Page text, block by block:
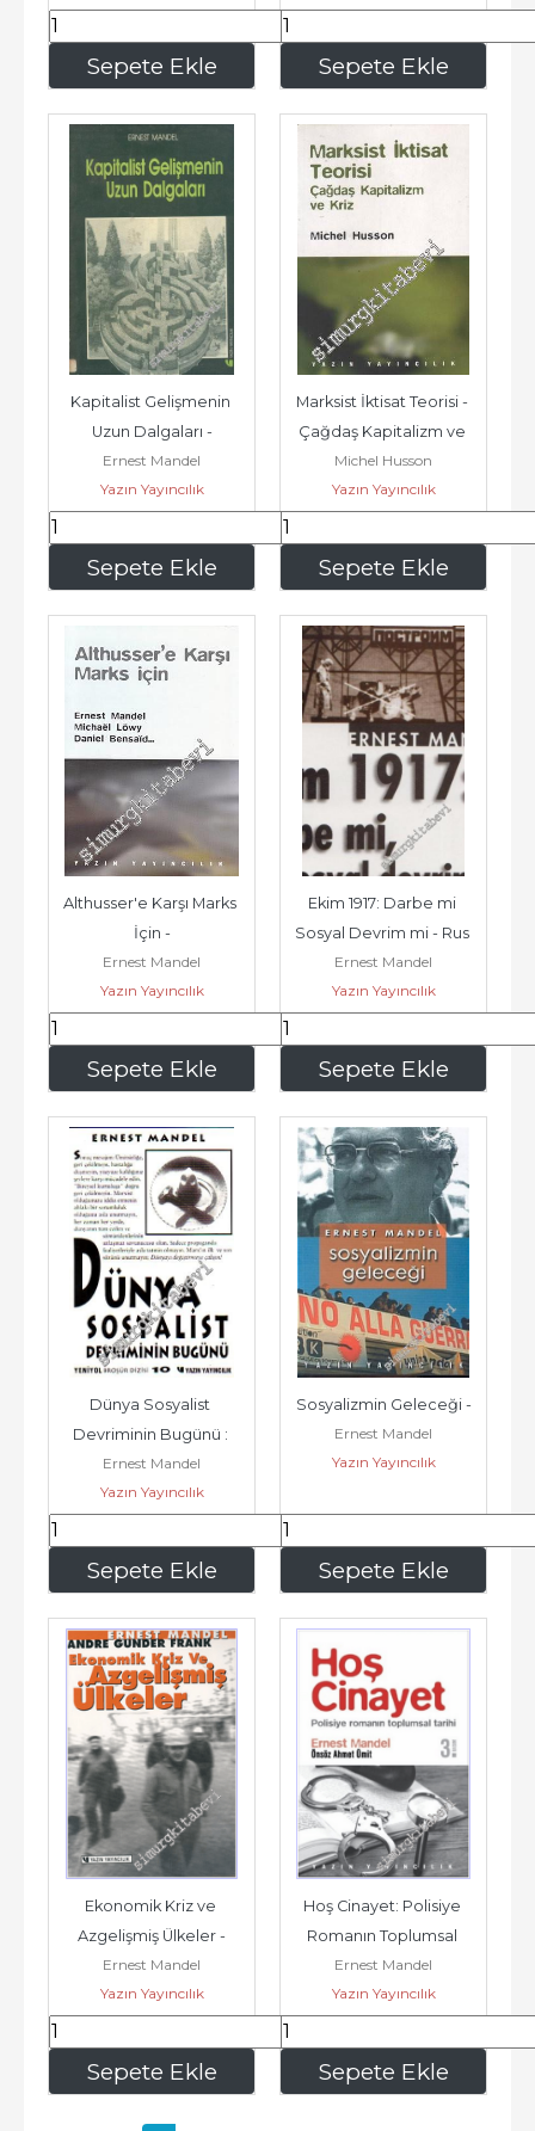
Sepete Ekle
140,00 Sepete Ekle
140,00
Sepete Ekle
Kapitalist Gelişmenin
Uzun Dalgaları -
Ernest Mandel
Yazın Yayıncılık
140,00 Sepete Ekle
Marksist İktisat Teorisi -
Çağdaş Kapitalizm ve
Kriz -
Michel Husson
Yazın Yayıncılık
350,00
Sepete Ekle
Althusser'e Karşı Marks
İçin -
Ernest Mandel
Yazın Yayıncılık
315,00 Sepete Ekle
Ekim 1917: Darbe mi
Sosyal Devrim mi - Rus
Devriminin Meşruiyeti -
Ernest Mandel
Yazın Yayıncılık
140,00
Sepete Ekle
Dünya Sosyalist
Devriminin Bugünü :
Sektarizme Karşı
Devrimci Marksizm -
Ernest Mandel
Yazın Yayıncılık
140,00 Sepete Ekle
Sosyalizmin Geleceği -
Ernest Mandel
Yazın Yayıncılık
350,00
Sepete Ekle
Ekonomik Kriz ve
Azgelişmiş Ülkeler -
Ernest Mandel
Yazın Yayıncılık
140,00 Sepete Ekle
Hoş Cinayet: Polisiye
Romanın Toplumsal
Tarihi -
Ernest Mandel
Yazın Yayıncılık
245,00